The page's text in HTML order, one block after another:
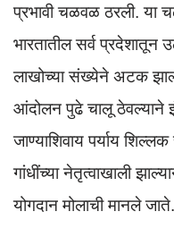
प्रभावी चळवळ ठरली. या
भारतातील सर्व प्रदेशातून
लाखोच्या संख्येने अटक
आंदोलन पुढे चालू ठेवल्याने
जाण्याशिवाय पर्याय
गांधींच्या नेतृत्वाखाली
योगदान मोलाची मानले जाते.